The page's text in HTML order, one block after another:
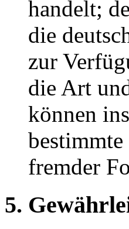
handelt;
die
zur
die Art
können
fremder
5.